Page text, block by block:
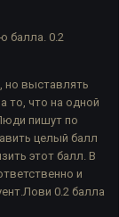
балла. 0.2
но выставлять
то, что на одной
пишут по
целый балл
этот балл. В
и
0.2 балла